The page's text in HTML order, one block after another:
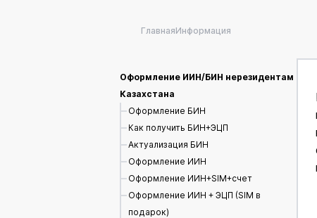
ГлавнаяИнформация
Оформление ИИН/БИН нерезидентам
Казахстана
Оформление БИН
Как получить БИН+ЭЦП
Актуализация БИН
Оформление ИИН
Оформление ИИН+SIM+счет
Оформление ИИН + ЭЦП (SIM в
подарок)